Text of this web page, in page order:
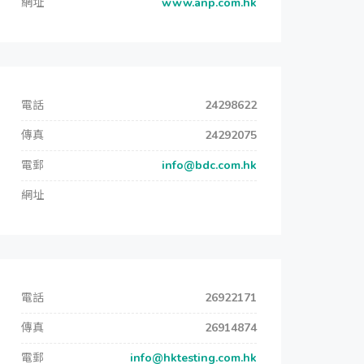
電話
24298622
傳真
24292075
電郵
info@bdc.com.hk
網址
電話
26922171
傳真
26914874
電郵
info@hktesting.com.hk